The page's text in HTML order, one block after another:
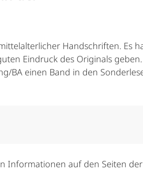
Handschriften. Es
Eindruck des Originals geben.
BA einen Band in den
Informationen auf den Seiten der